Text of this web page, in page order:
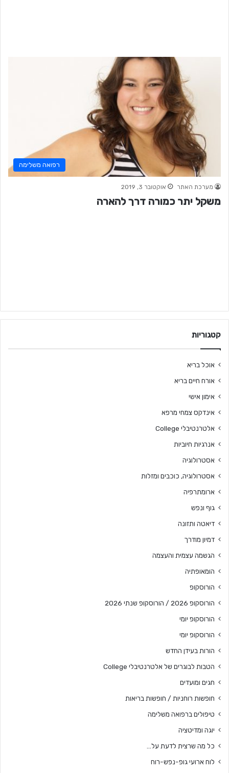
רפואה משלימה
מערכת האתר אוקטובר 3, 2019
משקל יתר כמורה דרך להארה
קטגוריות
אוכל בריא
אורח חיים בריא
אימון אישי
אינדקס צמחי מרפא
אלטרנטיבלי College
אנרגיות חיוביות
אסטרולוגיה
אסטרולוגיה, כוכבים ומזלות
ארומתרפיה
גוף ונפש
דיאטה ותזונה
דמיון מודרך
הגשמה עצמית והעצמה
הומאופתיה
הורוסקופ
הורוסקופ 2026 / הורוסקופ שנתי 2026
הורוסקופ יומי
הורוסקופ יומי
הורות בעידן החדש
הטבות לבוגרים של אלטרנטיבלי College
חגים ומועדים
חופשות רוחניות / חופשות בריאות
טיפולים ברפואה משלימה
יוגה ומדיטציה
כל מה שרצית לדעת על…
לוח ארועי גופ-נפש-רוח